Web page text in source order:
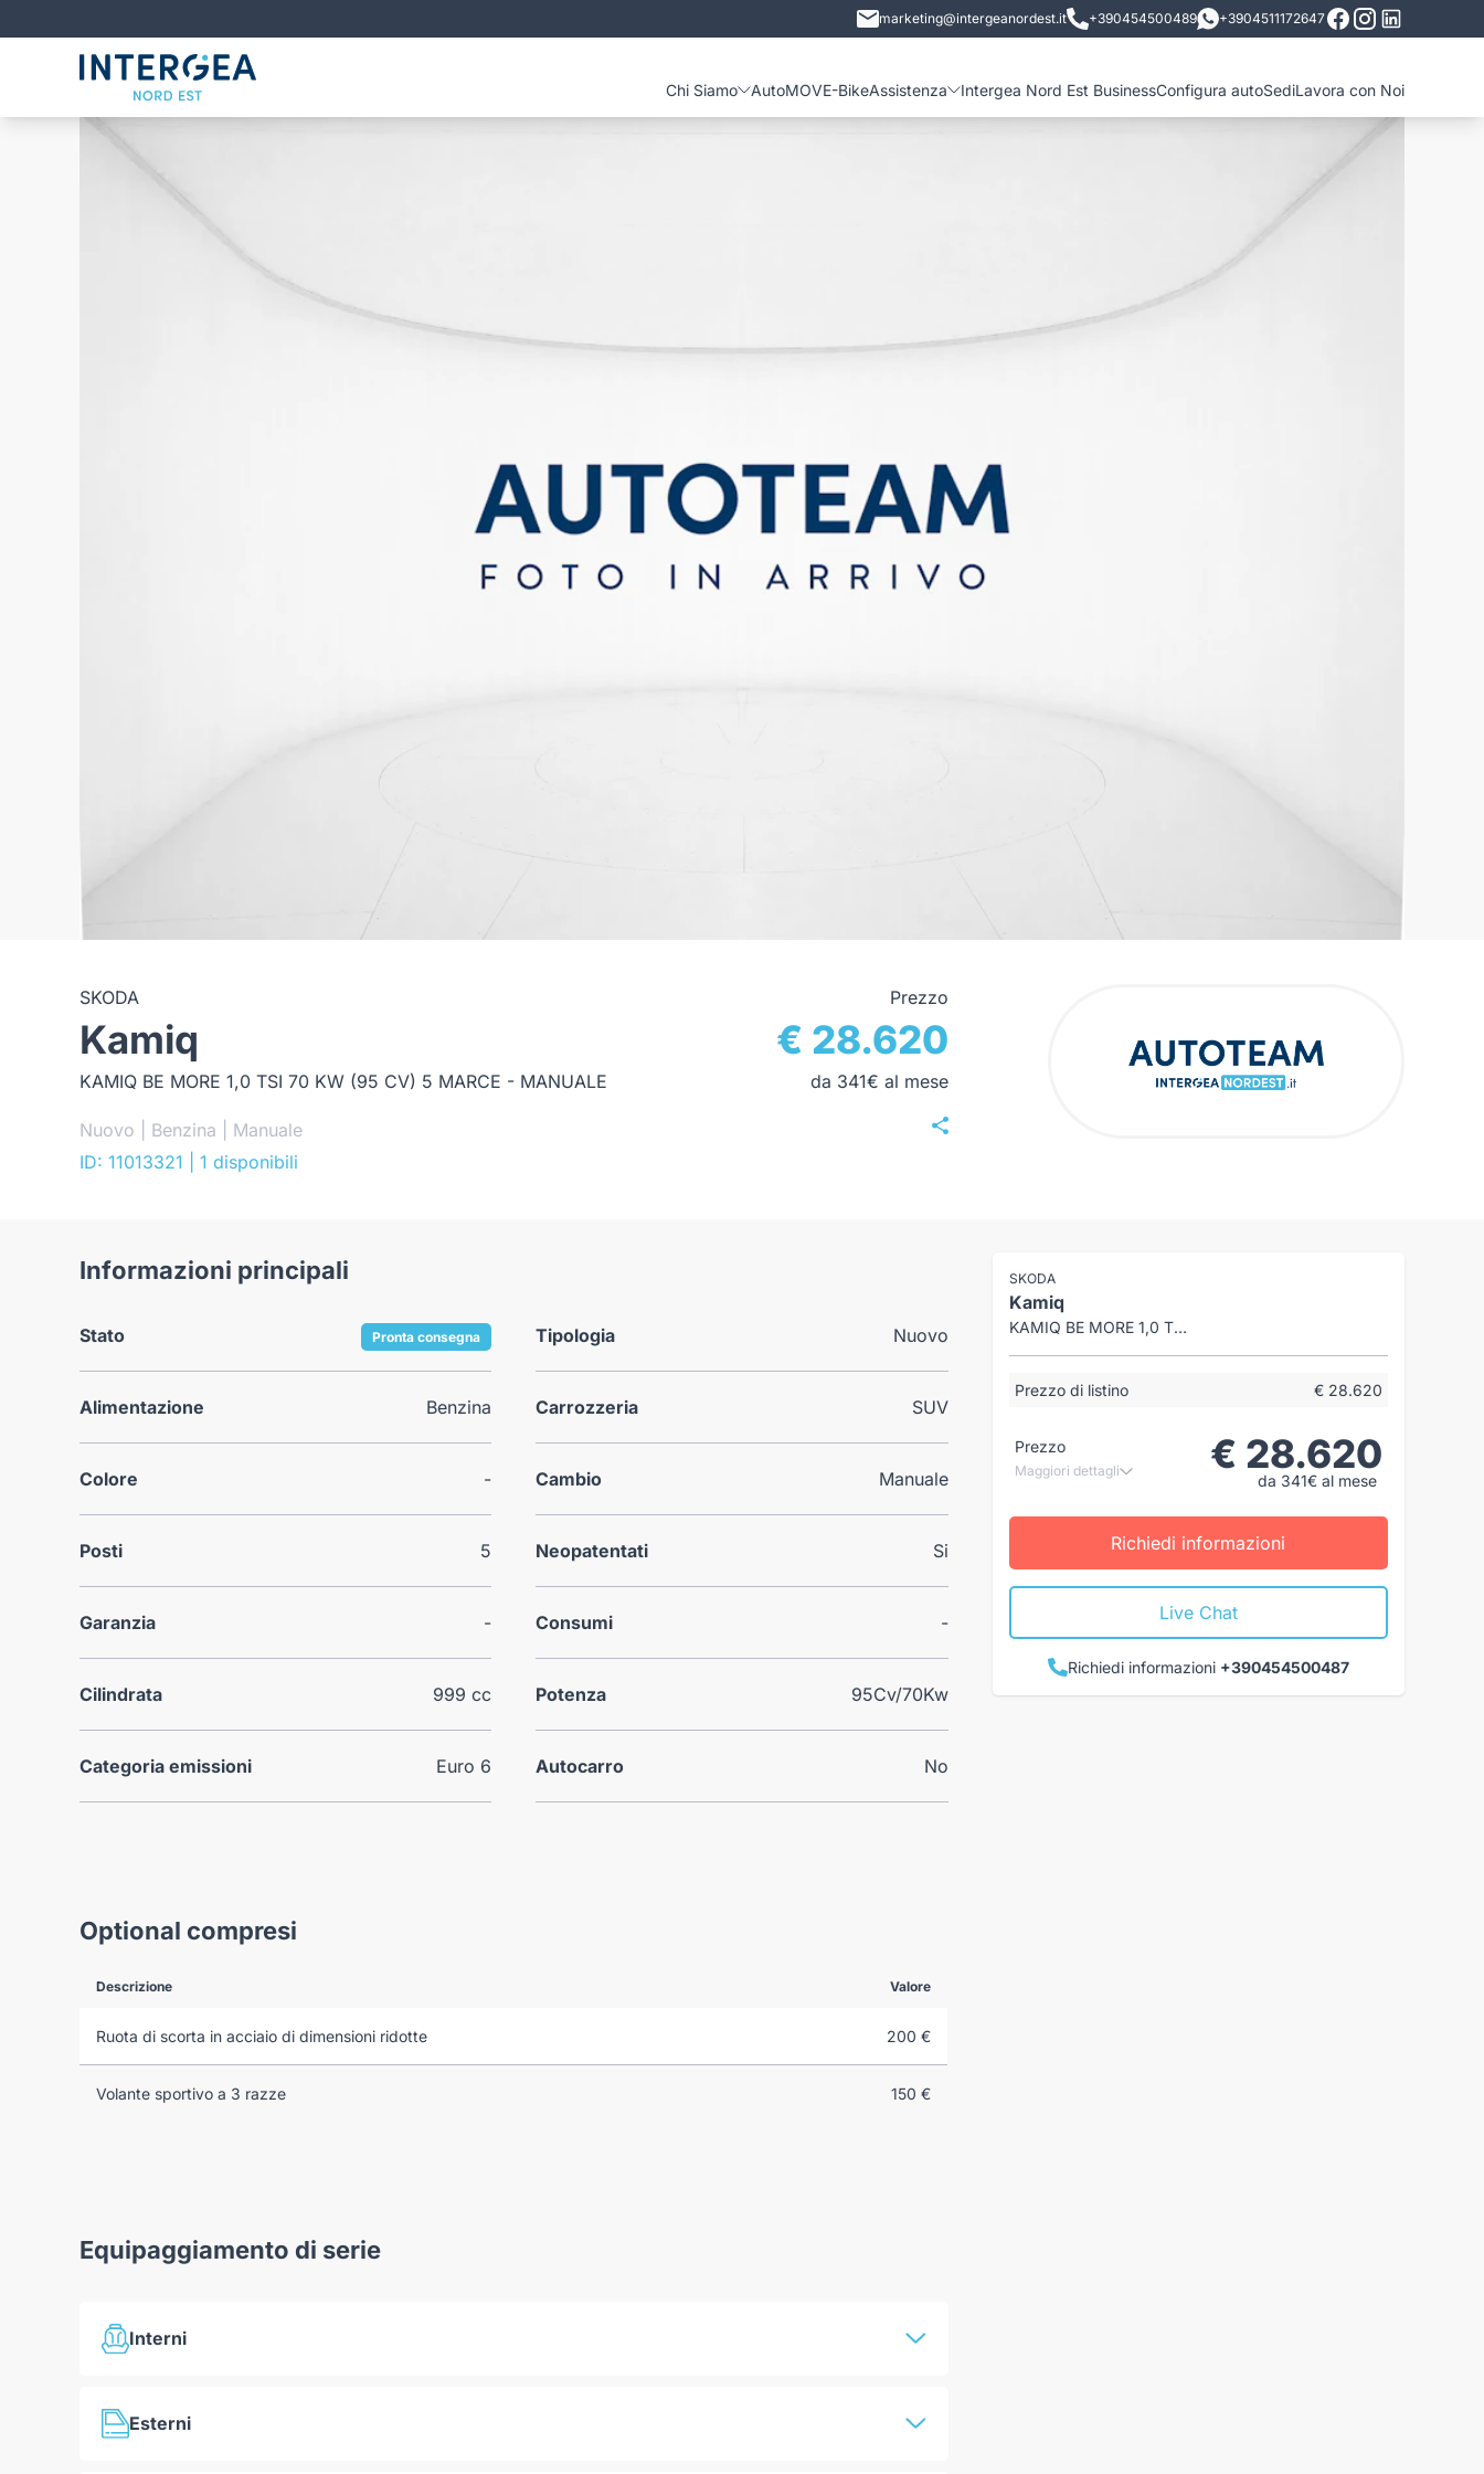
marketing@intergeanordest.it +390454500489 +3904511172647
Chi Siamo AutoMOVE-BikeAssistenza Intergea Nord Est BusinessConfigura autoSediLavora con Noi
SKODA
Kamiq
KAMIQ BE MORE 1,0 TSI 70 KW (95 CV) 5 MARCE - MANUALE
Nuovo | Benzina | Manuale
ID: 11013321
| 1 disponibili
Prezzo
€ 28.620
da 341€ al mese
Informazioni principali
Stato Pronta consegna Tipologia Nuovo
Alimentazione Benzina Carrozzeria SUV
Colore - Cambio Manuale
Posti 5 Neopatentati Si
Garanzia - Consumi -
Cilindrata 999 cc Potenza 95Cv/70Kw
Categoria emissioni Euro 6 Autocarro No
Optional compresi
Descrizione Valore
Ruota di scorta in acciaio di dimensioni ridotte 200 €
Volante sportivo a 3 razze 150 €
Equipaggiamento di serie
Interni
Tasche portaoggetti sul retro degli schienali dei sedili anteriori
Esterni
SKODA
Kamiq
KAMIQ BE MORE 1,0 TSI 70 KW (95 CV) 5 MARCE - MANUALE
Prezzo di listino € 28.620
Prezzo
Maggiori dettagli € 28.620
da 341€ al mese
Richiedi informazioni
Live Chat
Richiedi informazioni +390454500487